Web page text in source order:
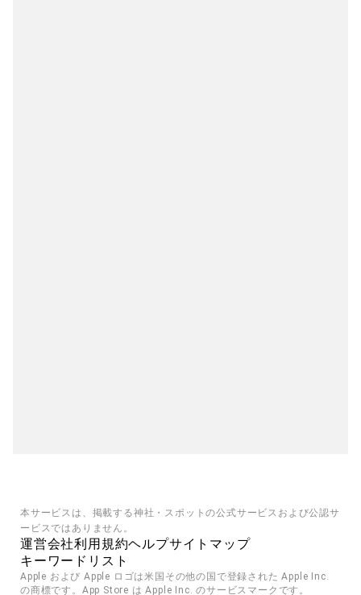
本サービスは、掲載する神社・スポットの公式サービスおよび公認サ
ービスではありません。
運営会社利用規約ヘルプサイトマップ
キーワードリスト
Apple および Apple ロゴは米国その他の国で登録された Apple Inc.
の商標です。App Store は Apple Inc. のサービスマークです。